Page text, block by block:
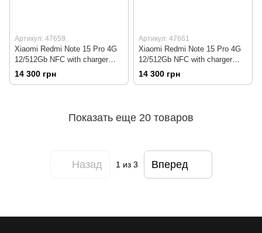
Артикул: 47659
Xiaomi Redmi Note 15 Pro 4G
12/512Gb NFC with charger
(Black) EU Global
14 300 грн
Артикул: 47661
Xiaomi Redmi Note 15 Pro 4G
12/512Gb NFC with charger
(Titanium) EU Global
14 300 грн
Показать еще 20 товаров
Назад 1из 3 Вперед